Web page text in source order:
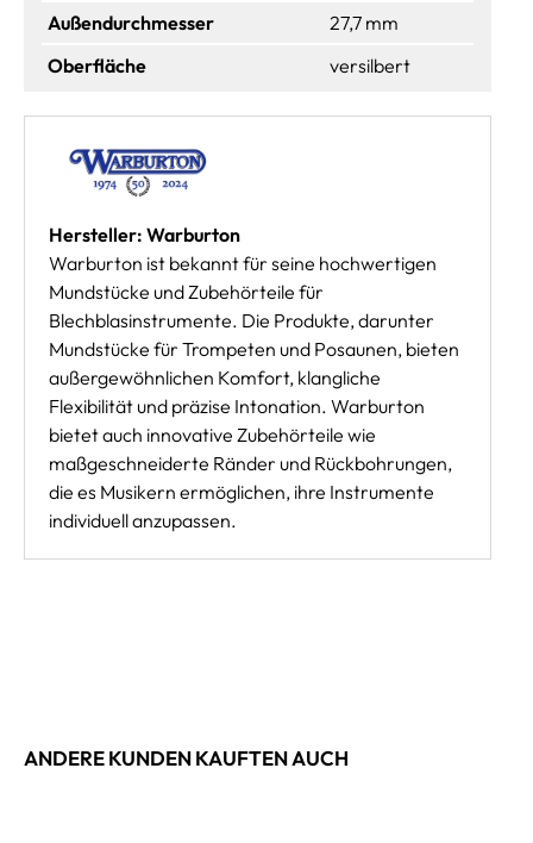
Außendurchmesser
27,7 mm
Oberfläche
versilbert
Hersteller: Warburton
Warburton ist bekannt für seine hochwertigen
Mundstücke und Zubehörteile für
Blechblasinstrumente. Die Produkte, darunter
Mundstücke für Trompeten und Posaunen, bieten
außergewöhnlichen Komfort, klangliche
Flexibilität und präzise Intonation. Warburton
bietet auch innovative Zubehörteile wie
maßgeschneiderte Ränder und Rückbohrungen,
die es Musikern ermöglichen, ihre Instrumente
individuell anzupassen.
ANDERE KUNDEN KAUFTEN AUCH